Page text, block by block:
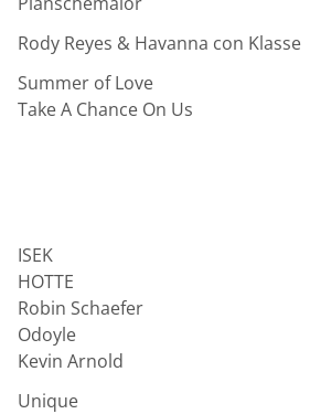
Rody Reyes & Havanna con Klasse
Summer of Love
Take A Chance On Us
ISEK
HOTTE
Robin Schaefer
Odoyle
Kevin Arnold
Unique